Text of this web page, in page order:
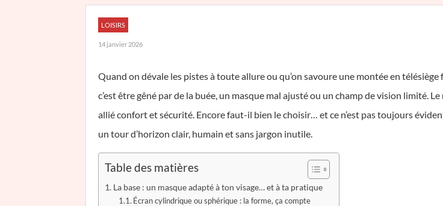
LOISIRS
14 janvier 2026
Quand on dévale les pistes à toute allure ou qu’on savoure une montée en
c’est être gêné par de la buée, un masque mal ajusté ou un champ de vision limité.
allié confort et sécurité. Encore faut-il bien le choisir… et ce n’est pas toujours
un tour d’horizon clair, humain et sans jargon inutile.
Table des matières
La base : un masque adapté à ton visage… et à ta pratique
Écran cylindrique ou sphérique : la forme, ça compte